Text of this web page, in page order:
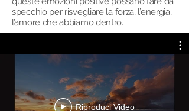
specchio per risvegliare la forza, l’energia,
l’amore che abbiamo dentro.
Riproduci Video